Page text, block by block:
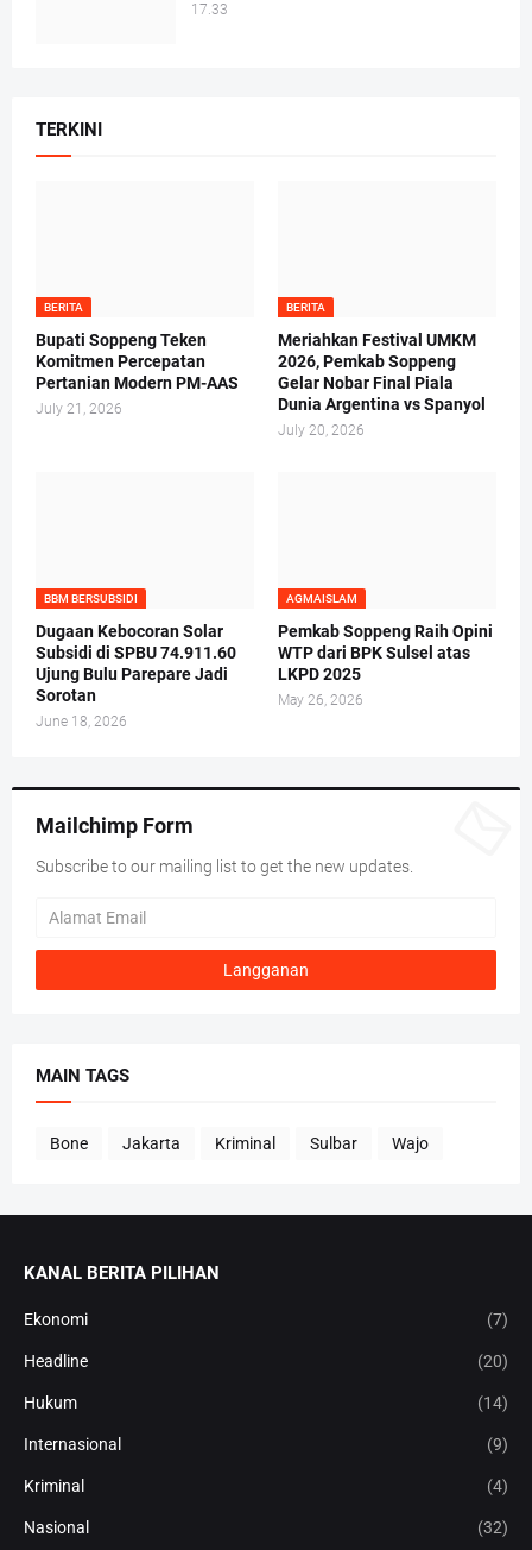
17.33
TERKINI
BERITA
Bupati Soppeng Teken
Komitmen Percepatan
Pertanian Modern PM-AAS
July 21, 2026
BERITA
Meriahkan Festival UMKM
2026, Pemkab Soppeng
Gelar Nobar Final Piala
Dunia Argentina vs Spanyol
July 20, 2026
BBM BERSUBSIDI
Dugaan Kebocoran Solar
Subsidi di SPBU 74.911.60
Ujung Bulu Parepare Jadi
Sorotan
June 18, 2026
AGMAISLAM
Pemkab Soppeng Raih Opini
WTP dari BPK Sulsel atas
LKPD 2025
May 26, 2026
Mailchimp Form
Subscribe to our mailing list to get the new updates.
MAIN TAGS
Bone Jakarta Kriminal Sulbar Wajo
KANAL BERITA PILIHAN
Ekonomi (7)
Headline (20)
Hukum (14)
Internasional (9)
Kriminal (4)
Nasional (32)